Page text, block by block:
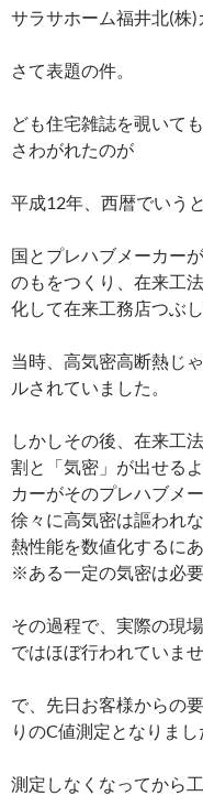
サラサホーム福井北(株)
さて表題の件。
ども住宅雑誌を覗いて
さわがれたのが
平成12年、西暦でいう
国とプレハブメーカー
のもをつくり、在来工
化して在来工務店つぶ
当時、高気密高断熱じ
ルされていました。
しかしその後、在来工
割と「気密」が出せる
カーがそのプレハブメ
徐々に高気密は謳われ
熱性能を数値化するに
※ある一定の気密は必
その過程で、実際の現
ではほぼ行われていませ
で、先日お客様からの
りのC値測定となりまし
測定しなくなってから